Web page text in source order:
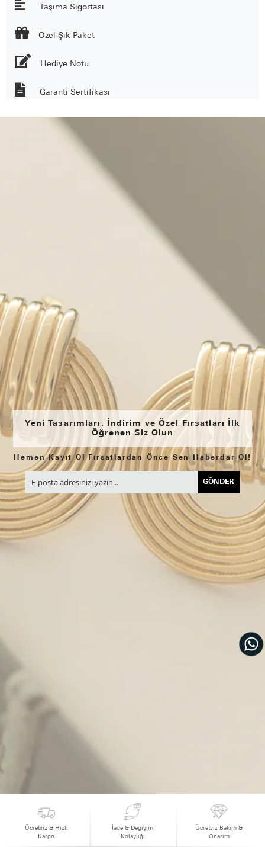
Taşıma Sigortası
 Özel Şık Paket
Hediye Notu
Garanti Sertifikası
Yeni Tasarımları, İndirim ve Özel Fırsatları İlk
Öğrenen Siz Olun
Hemen Kayıt Ol Fırsatlardan Önce Sen Haberdar Ol!
GÖNDER
Ücretsiz & Hızlı
Kargo
İade & Değişim
Kolaylığı
Ücretsiz Bakım &
Onarım